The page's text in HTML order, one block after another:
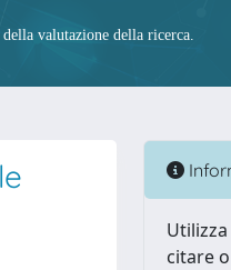
valutazione della ricerca.
citare